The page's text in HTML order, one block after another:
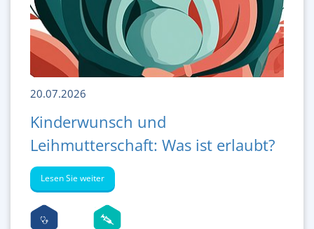
20.07.2026
Kinderwunsch und
Leihmutterschaft: Was ist erlaubt?
Lesen Sie weiter